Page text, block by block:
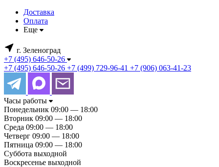
Доставка
Оплата
Еще
г. Зеленоград
+7 (495) 646-50-26
+7 (495) 646-50-26 +7 (499) 729-96-41 +7 (906) 063-41-23
Часы работы
Понедельник 09:00 — 18:00
Вторник 09:00 — 18:00
Среда 09:00 — 18:00
Четверг 09:00 — 18:00
Пятница 09:00 — 18:00
Суббота выходной
Воскресенье выходной